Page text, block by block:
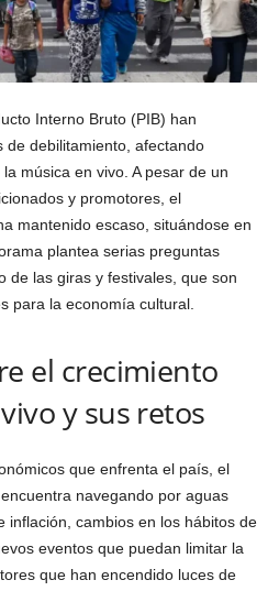
Interno Bruto (PIB) han
de debilitamiento, afectando
música en vivo. A pesar de un
y promotores, el
mantenido escaso, situándose en
plantea serias preguntas
de las giras y festivales, que son
para la economía cultural.
el crecimiento
y sus retos
que enfrenta el país, el
navegando por aguas
inflación, cambios en los hábitos de
eventos que puedan limitar la
que han encendido luces de